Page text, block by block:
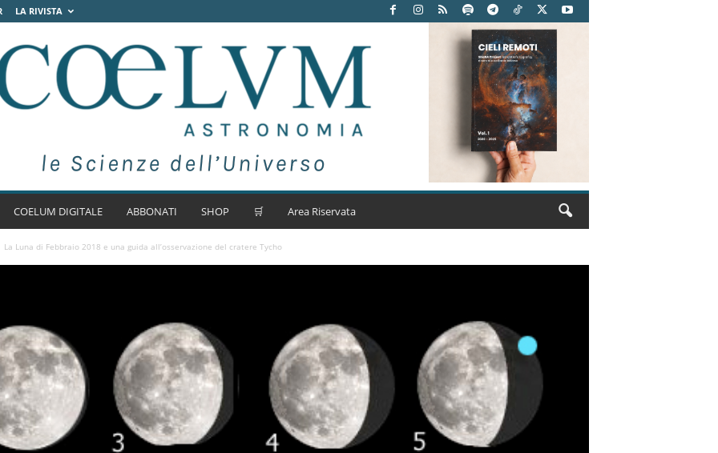
LA RIVISTA
COELUM DIGITALE ABBONATI SHOP 🛒 Area Riservata
La Luna di Febbraio 2018 e una guida all’osservazione del cratere Tycho